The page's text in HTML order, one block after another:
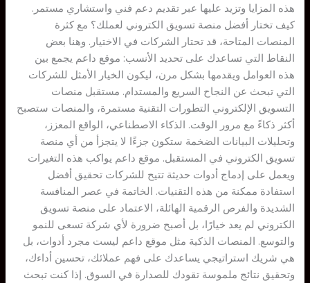
هذه المزايا وتزيد عليها عبر تقديم دعم فني واستشاري مستمر.
كيف تختار أفضل منصة تسويق الكتروني لعملك؟ مع كثرة
المنصات المتاحة، قد تحتار الشركات في الاختيار. وهنا بعض
النقاط التي تساعدك على تحديد الأنسب: موقع داعم يجمع بين
هذه العوامل ويقدمها بشكل مرن، ليكون الخيار الأمثل للشركات
التي تبحث عن النجاح السريع والمستدام. مستقبل منصات
التسويق الإلكتروني التطورات التقنية مستمرة، والمنصات ستصبح
أكثر ذكاءً مع مرور الوقت. الذكاء الاصطناعي، الواقع المعزز،
وتحليلات البيانات الضخمة ستكون جزءًا لا يتجزأ من أي منصة
تسويق الكتروني في المستقبل. موقع داعم يواكب هذه التغيرات
ويعمل على إدماج أدوات حديثة تتيح للشركات تحقيق أفضل
استفادة ممكنة من هذه التقنيات. الخاتمة في عصر المنافسة
الشديدة والفرص الرقمية الهائلة، الاعتماد على منصة تسويق
الكتروني لم يعد خيارًا، بل أصبح ضرورة لأي شركة تسعى للنمو
والتوسع. المنصات الذكية مثل موقع داعم ليست مجرد أدوات، بل
هي شريك استراتيجي يساعدك على فهم عملائك، تحسين أداءك،
وتحقيق نتائج ملموسة تقودك للصدارة في السوق. إذا كنت تبحث